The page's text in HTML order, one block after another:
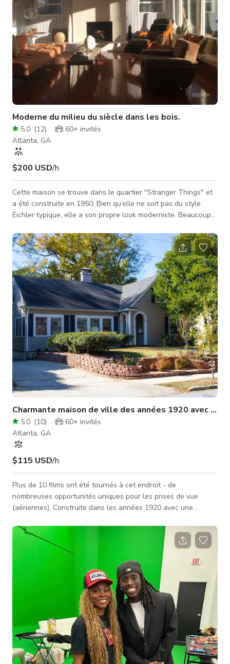
Moderne du milieu du siècle dans les bois.
5.0 (12) 60+ invités
Atlanta, GA
$200 USD/h
Cette maison se trouve dans le quartier "Stranger Things" et
a été construite en 1950. Bien qu’elle ne soit pas du style
Eichler typique, elle a son propre look moderniste. Beaucoup
une ambiance moderne organique. Elle est ouverte et propice
à la production. Entourée d’arbres matures et hauts, et d’un
acre de terrain tout autour, elle a une atmosphère naturelle et
boisée. 10 voitures peuvent se garer confortablement sur
Charmante maison de ville des années 1920 avec
5.0 (10) 60+ invités
Atlanta, GA
$115 USD/h
Plus de 10 films ont été tournés à cet endroit - de
nombreuses opportunités uniques pour les prises de vue
(aériennes). Construite dans les années 1920 avec une
principale/salle de bain. Gazon synthétique dans le jardin pour
une pelouse verte toute l'année et une porte donnant sur le
Beltline. Grande terrasse avec cheminée extérieure.
IMMENSES portes vitrées dans la cuisine pour la lumière
naturelle. Sécurité par caméra. Rez-de-